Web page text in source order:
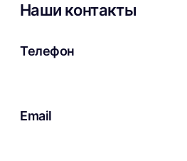
Наши контакты
Телефон
Email